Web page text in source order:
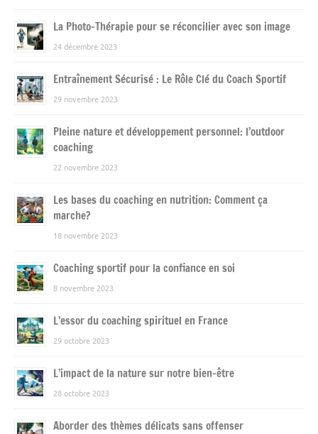
La Photo-Thérapie pour se réconcilier avec son image
24 décembre 2023
Entraînement Sécurisé : Le Rôle Clé du Coach Sportif
29 novembre 2023
Pleine nature et développement personnel: l’outdoor
coaching
22 novembre 2023
Les bases du coaching en nutrition: Comment ça
marche?
18 novembre 2023
Coaching sportif pour la confiance en soi
8 novembre 2023
L’essor du coaching spirituel en France
29 octobre 2023
L’impact de la nature sur notre bien-être
28 octobre 2023
Aborder des thèmes délicats sans offenser